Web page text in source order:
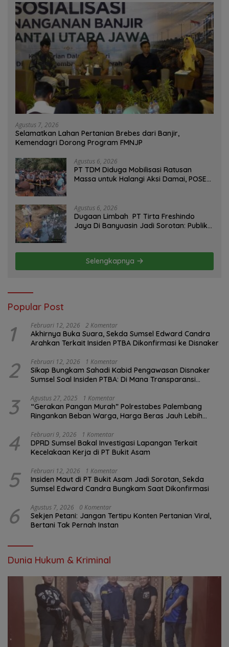
Agustus 7, 2026
Selamatkan Lahan Pertanian Brebes dari Banjir,
Kemendagri Dorong Program FMNJP
Agustus 6, 2026
PT TDM Diduga Mobilisasi Ratusan
Massa untuk Halangi Aksi Damai, POSE
Agustus 6, 2026
Dugaan Limbah PT Tirta Freshindo
Jaya Di Banyuasin Jadi Sorotan: Publik
Selengkapnya
Popular Post
1 Februari 12, 2026 2 Komentar
Akhirnya Buka Suara, Sekda Sumsel Edward Candra
Arahkan Terkait Insiden PTBA Dikonfirmasi ke Disnaker
2 Februari 12, 2026 1 Komentar
Sikap Bungkam Sahadi Kabid Pengawasan Disnaker
Sumsel Soal Insiden PTBA: Di Mana Transparansi
3 Agustus 27, 2025 1 Komentar
“Gerakan Pangan Murah” Polrestabes Palembang
Ringankan Beban Warga, Harga Beras Jauh Lebih
4 Februari 9, 2026 1 Komentar
DPRD Sumsel Bakal Investigasi Lapangan Terkait
Kecelakaan Kerja di PT Bukit Asam
5 Februari 12, 2026 1 Komentar
Insiden Maut di PT Bukit Asam Jadi Sorotan, Sekda
Sumsel Edward Candra Bungkam Saat Dikonfirmasi
6 Agustus 7, 2026 0 Komentar
Sekjen Petani: Jangan Tertipu Konten Pertanian Viral,
Bertani Tak Pernah Instan
Dunia Hukum & Kriminal